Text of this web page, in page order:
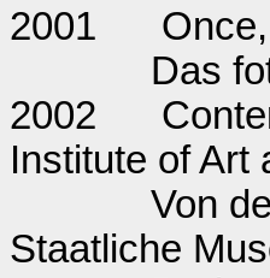
2001
Das
2002
Institute of Art
Von
Staatliche